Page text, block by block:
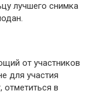
лучшего снимка
от участников
для участия
отметиться в